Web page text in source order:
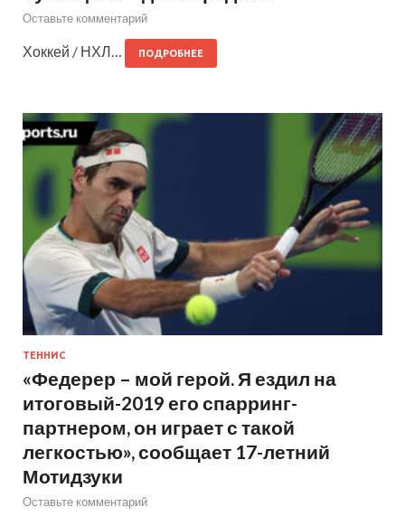
Оставьте комментарий
Хоккей / НХЛ… ПОДРОБНЕЕ
ТЕННИС
«Федерер – мой герой. Я ездил на
итоговый-2019 его спарринг-
партнером, он играет с такой
легкостью», сообщает 17-летний
Мотидзуки
Оставьте комментарий